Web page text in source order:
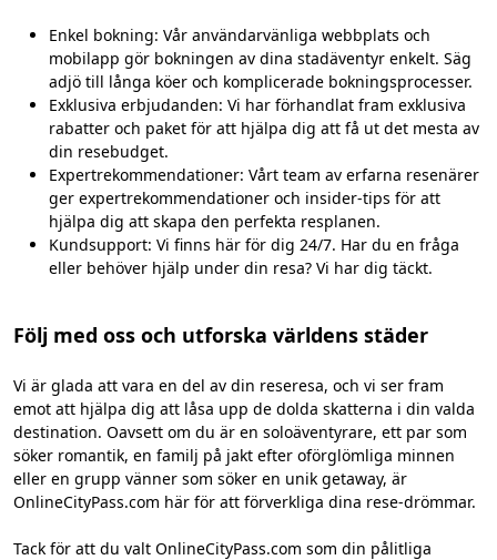
Enkel bokning: Vår användarvänliga webbplats och
mobilapp gör bokningen av dina stadäventyr enkelt. Säg
adjö till långa köer och komplicerade bokningsprocesser.
Exklusiva erbjudanden: Vi har förhandlat fram exklusiva
rabatter och paket för att hjälpa dig att få ut det mesta av
din resebudget.
Expertrekommendationer: Vårt team av erfarna resenärer
ger expertrekommendationer och insider-tips för att
hjälpa dig att skapa den perfekta resplanen.
Kundsupport: Vi finns här för dig 24/7. Har du en fråga
eller behöver hjälp under din resa? Vi har dig täckt.
Följ med oss och utforska världens städer
Vi är glada att vara en del av din reseresa, och vi ser fram
emot att hjälpa dig att låsa upp de dolda skatterna i din valda
destination. Oavsett om du är en soloäventyrare, ett par som
söker romantik, en familj på jakt efter oförglömliga minnen
eller en grupp vänner som söker en unik getaway, är
OnlineCityPass.com här för att förverkliga dina rese-drömmar.
Tack för att du valt OnlineCityPass.com som din pålitliga